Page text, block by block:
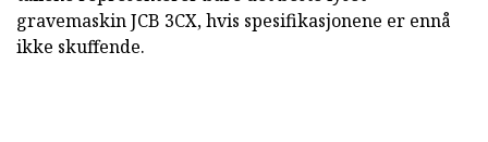
gravemaskin JCB 3CX, hvis spesifikasjonene er ennå
ikke skuffende.